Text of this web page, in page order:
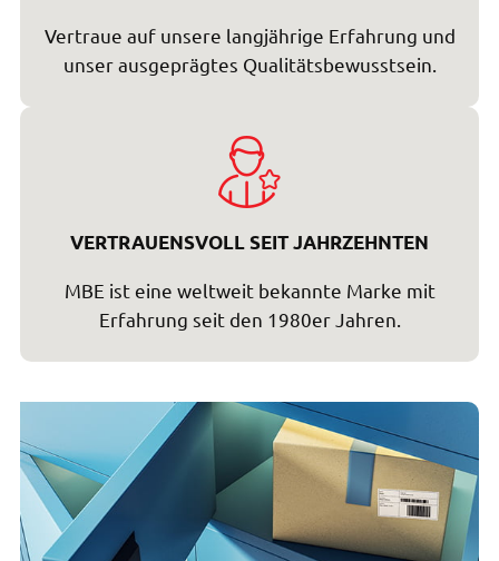
Vertraue auf unsere langjährige Erfahrung und
unser ausgeprägtes Qualitätsbewusstsein.
VERTRAUENSVOLL SEIT JAHRZEHNTEN
MBE ist eine weltweit bekannte Marke mit
Erfahrung seit den 1980er Jahren.